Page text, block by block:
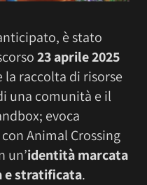
è stato
23 aprile 2025
la raccolta di risorse
una comunità e il
evoca
Animal Crossing
un’identità marcata
e stratificata.